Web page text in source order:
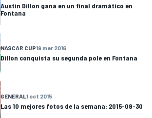
Austin Dillon gana en un final dramático en
Fontana
NASCAR CUP19 mar 2016
Dillon conquista su segunda pole en Fontana
GENERAL1 oct 2015
Las 10 mejores fotos de la semana: 2015-09-30